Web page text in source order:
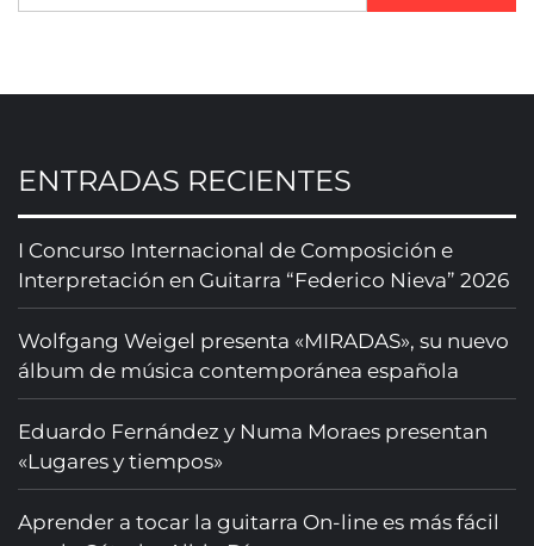
ENTRADAS RECIENTES
I Concurso Internacional de Composición e
Interpretación en Guitarra “Federico Nieva” 2026
Wolfgang Weigel presenta «MIRADAS», su nuevo
álbum de música contemporánea española
Eduardo Fernández y Numa Moraes presentan
«Lugares y tiempos»
Aprender a tocar la guitarra On-line es más fácil